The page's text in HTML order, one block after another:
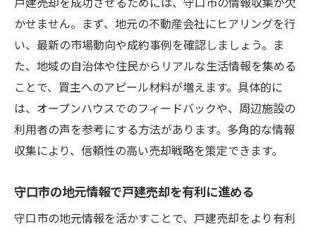
かせません。まず、地元の不動産会社にヒアリングを行
い、最新の市場動向や成約事例を確認しましょう。ま
た、地域の自治体や住民からリアルな生活情報を集める
ことで、買主へのアピール材料が増えます。具体的に
は、オープンハウスでのフィードバックや、周辺施設の
利用者の声を参考にする方法があります。多角的な情報
収集により、信頼性の高い売却戦略を策定できます。
守口市の地元情報で戸建売却を有利に進める
守口市の地元情報を活かすことで、戸建売却をより有利